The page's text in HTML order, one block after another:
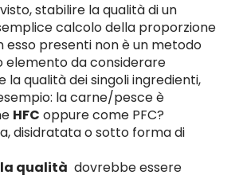
stabilire la qualità di un
calcolo della proporzione
esso presenti non è un metodo
elemento da considerare
la qualità dei singoli ingredienti,
la carne/pesce è
HFC oppure come PFC?
disidratata o sotto forma di
qualità dovrebbe essere